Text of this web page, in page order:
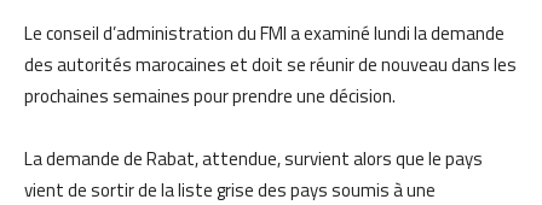
Le conseil d’administration du FMI a examiné lundi la demande
des autorités marocaines et doit se réunir de nouveau dans les
prochaines semaines pour prendre une décision.
La demande de Rabat, attendue, survient alors que le pays
vient de sortir de la liste grise des pays soumis à une